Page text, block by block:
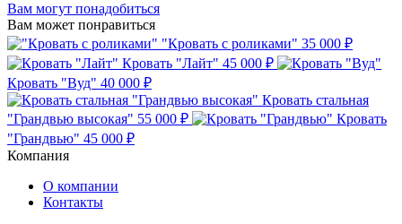
Вам могут понадобиться
Вам может понравиться
"Кровать с роликами" 35 000 ₽
Кровать "Лайт" 45 000 ₽
Кровать "Вуд" 40 000 ₽
Кровать стальная
"Грандвью высокая" 55 000 ₽
Кровать
"Грандвью" 45 000 ₽
Компания
О компании
Контакты